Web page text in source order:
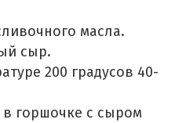
масла.
сыр.
200 градусов 40-
в горшочке с сыром